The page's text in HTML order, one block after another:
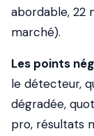
abordable, 22
marché).
Les points
le détecteur,
dégradée,
pro, résultats